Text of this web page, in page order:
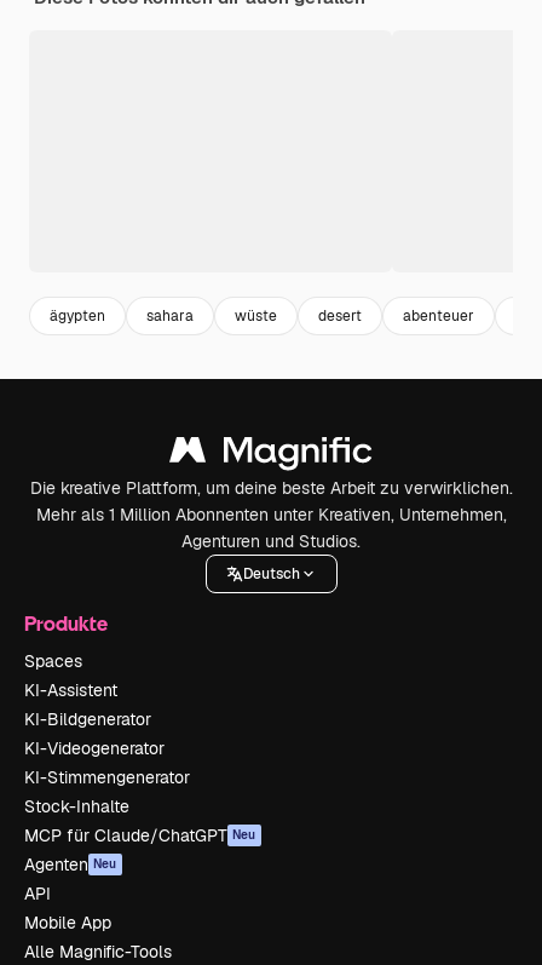
ägypten sahara wüste desert abenteuer
Die kreative Plattform, um deine beste Arbeit zu verwirklichen.
Mehr als 1 Million Abonnenten unter Kreativen, Unternehmen,
Agenturen und Studios.
Deutsch
Produkte
Spaces
KI-Assistent
KI-Bildgenerator
KI-Videogenerator
KI-Stimmengenerator
Stock-Inhalte
MCP für Claude/ChatGPT Neu
Agenten Neu
API
Mobile App
Alle Magnific-Tools